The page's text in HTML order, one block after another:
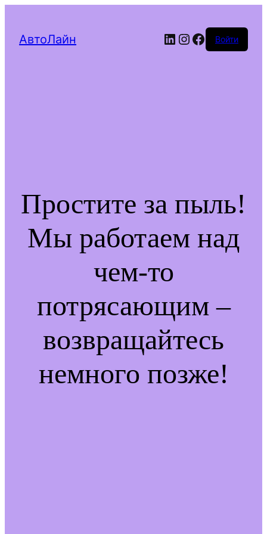
АвтоЛайн LinkedIn
Instagram
Facebook
Войти
Простите за пыль!
Мы работаем над
чем-то
потрясающим –
возвращайтесь
немного позже!